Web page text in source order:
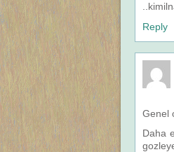
Reply
Genel
Daha